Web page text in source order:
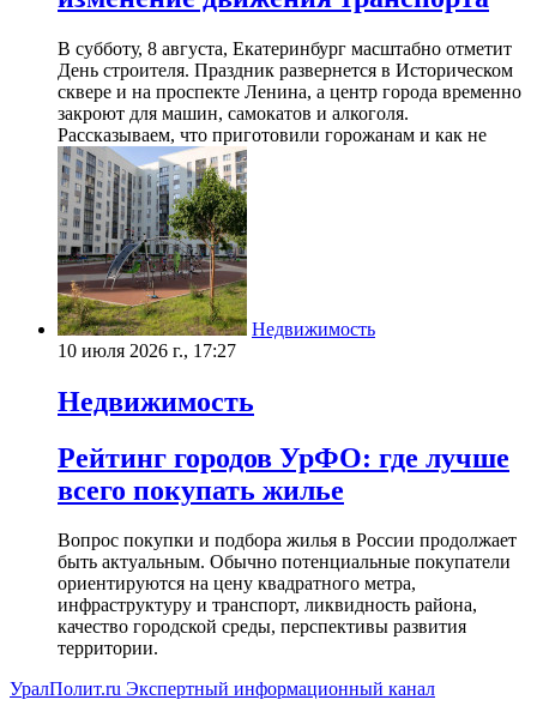
В субботу, 8 августа, Екатеринбург масштабно отметит
День строителя. Праздник развернется в Историческом
сквере и на проспекте Ленина, а центр города временно
закроют для машин, самокатов и алкоголя.
Рассказываем, что приготовили горожанам и как не
Недвижимость
10 июля 2026 г., 17:27
Недвижимость
Рейтинг городов УрФО: где лучше
всего покупать жилье
Вопрос покупки и подбора жилья в России продолжает
быть актуальным. Обычно потенциальные покупатели
ориентируются на цену квадратного метра,
инфраструктуру и транспорт, ликвидность района,
качество городской среды, перспективы развития
территории.
УралПолит.ru Экспертный информационный канал